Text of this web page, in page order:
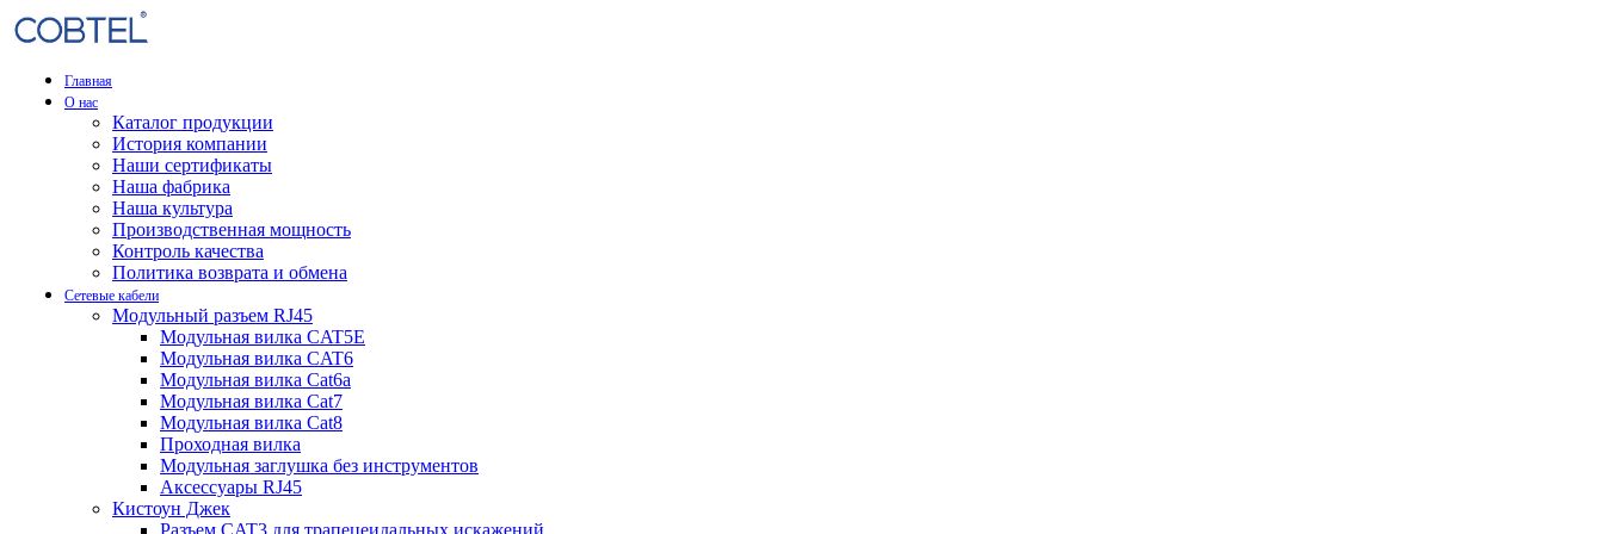
Главная
О нас
Каталог продукции
История компании
Наши сертификаты
Наша фабрика
Наша культура
Производственная мощность
Контроль качества
Политика возврата и обмена
Сетевые кабели
Модульный разъем RJ45
Модульная вилка CAT5E
Модульная вилка CAT6
Модульная вилка Cat6a
Модульная вилка Cat7
Модульная вилка Cat8
Проходная вилка
Модульная заглушка без инструментов
Аксессуары RJ45
Кистоун Джек
Разъем CAT3 для трапецеидальных искажений